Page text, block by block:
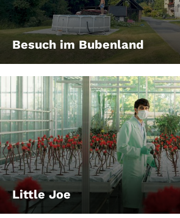
Besuch im Bubenland
Little Joe